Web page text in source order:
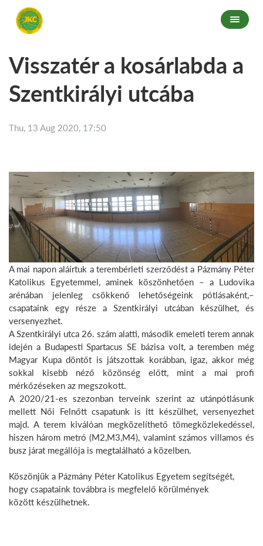
Visszatér a kosárlabda a
Szentkirályi utcába
Thu, 13 Aug 2020, 17:50
A mai napon aláírtuk a terembérleti szerződést a Pázmány Péter
Katolikus Egyetemmel, aminek köszönhetően – a Ludovika
arénában jelenleg csökkenő lehetőségeink pótlásaként,–
csapataink egy része a Szentkirályi utcában készülhet, és
versenyezhet.
A Szentkirályi utca 26. szám alatti, második emeleti terem annak
idején a Budapesti Spartacus SE bázisa volt, a teremben még
Magyar Kupa döntőt is játszottak korábban, igaz, akkor még
sokkal kisebb néző közönség előtt, mint a mai profi
mérkőzéseken az megszokott.
A 2020/21-es szezonban terveink szerint az utánpótlásunk
mellett Női Felnőtt csapatunk is itt készülhet, versenyezhet
majd. A terem kiválóan megközelíthető tömegközlekedéssel,
hiszen három metró (M2,M3,M4), valamint számos villamos és
busz járat megállója is megtalálható a közelben.
Köszönjük a Pázmány Péter Katolikus Egyetem segítségét,
hogy csapataink továbbra is megfelelő körülmények
között készülhetnek.